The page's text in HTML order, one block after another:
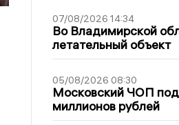
07/08/2026 14:34
Во Владимирской
летательный объект
05/08/2026 08:30
Московский ЧОП
миллионов рублей